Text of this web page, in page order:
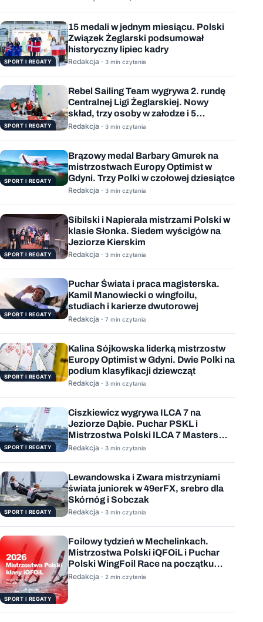
SPORT I REGATY
15 medali w jednym miesiącu. Polski
Związek Żeglarski podsumował
historyczny lipiec kadry
Redakcja · 3 min czytania
SPORT I REGATY
Rebel Sailing Team wygrywa 2. rundę
Centralnej Ligi Żeglarskiej. Nowy
skład, trzy osoby w załodze i 5
wygranych wyścigów
Redakcja · 3 min czytania
SPORT I REGATY
Brązowy medal Barbary Gmurek na
mistrzostwach Europy Optimist w
Gdyni. Trzy Polki w czołowej dziesiątce
Redakcja · 3 min czytania
SPORT I REGATY
Sibilski i Napierała mistrzami Polski w
klasie Słonka. Siedem wyścigów na
Jeziorze Kierskim
Redakcja · 3 min czytania
SPORT I REGATY
Puchar Świata i praca magisterska.
Kamil Manowiecki o wingfoilu,
studiach i karierze dwutorowej
Redakcja · 7 min czytania
SPORT I REGATY
Kalina Sójkowska liderką mistrzostw
Europy Optimist w Gdyni. Dwie Polki na
podium klasyfikacji dziewcząt
Redakcja · 3 min czytania
SPORT I REGATY
Ciszkiewicz wygrywa ILCA 7 na
Jeziorze Dąbie. Puchar PSKL i
Mistrzostwa Polski ILCA 7 Masters
rozstrzygnięte
Redakcja · 3 min czytania
SPORT I REGATY
Lewandowska i Zwara mistrzyniami
świata juniorek w 49erFX, srebro dla
Skórnóg i Sobczak
Redakcja · 3 min czytania
SPORT I REGATY
Foilowy tydzień w Mechelinkach.
Mistrzostwa Polski iQFOiL i Puchar
Polski WingFoil Race na początku
sierpnia
Redakcja · 2 min czytania